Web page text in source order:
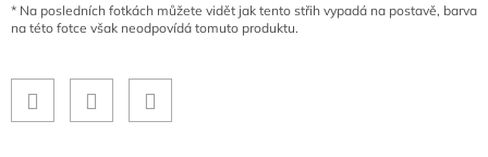
* Na posledních fotkách můžete vidět jak tento střih vypadá na postavě, barva
na této fotce však neodpovídá tomuto produktu.